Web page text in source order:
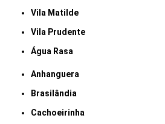
Vila Matilde
Vila Prudente
Água Rasa
Anhanguera
Brasilândia
Cachoeirinha